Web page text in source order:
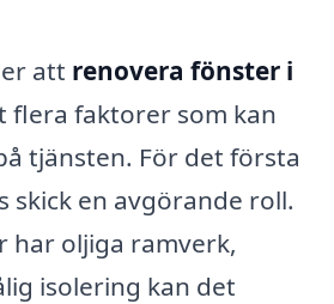
att renovera fönster i
flera faktorer som kan
tjänsten. För det första
skick en avgörande roll.
har oljiga ramverk,
isolering kan det